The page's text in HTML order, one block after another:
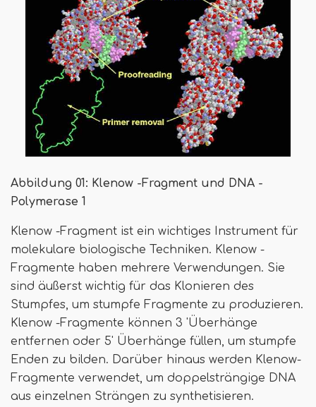
Abbildung 01: Klenow -Fragment und DNA -
Polymerase 1
Klenow -Fragment ist ein wichtiges Instrument für
molekulare biologische Techniken. Klenow -
Fragmente haben mehrere Verwendungen. Sie
sind äußerst wichtig für das Klonieren des
Stumpfes, um stumpfe Fragmente zu produzieren.
Klenow -Fragmente können 3 'Überhänge
entfernen oder 5' Überhänge füllen, um stumpfe
Enden zu bilden. Darüber hinaus werden Klenow-
Fragmente verwendet, um doppelsträngige DNA
aus einzelnen Strängen zu synthetisieren.